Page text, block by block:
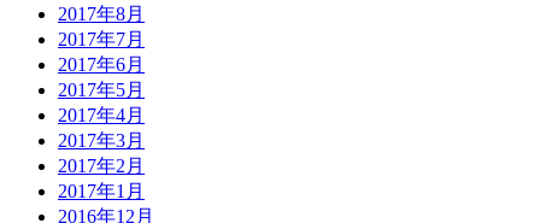
2017年8月
2017年7月
2017年6月
2017年5月
2017年4月
2017年3月
2017年2月
2017年1月
2016年12月